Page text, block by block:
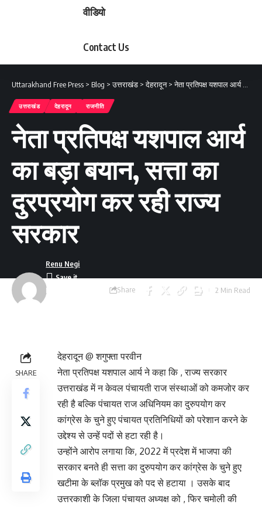
वीडियो
Contact Us
Uttarakhand Free Press > Blog >उत्तराखंड >देहरादून>नेता प्रतिपक्ष यशपाल आर्य का बड़ा बयान, सत्ता का दुरप्रयोग कर रही राज्य सरकार
उत्तराखंड देहरादून राजनीति
नेता प्रतिपक्ष यशपाल आर्य
का बड़ा बयान, सत्ता का
दुरप्रयोग कर रही राज्य
सरकार
Last updated:
Renu Negi
Share 2 Min Read
SHARE
देहरादून @ शगुफ्ता परवीन
नेता प्रतिपक्ष यशपाल आर्य ने कहा कि , राज्य सरकार
उत्तराखंड में न केवल पंचायती राज संस्थाओं को कमजोर कर
रही है बल्कि पंचायत राज अधिनियम का दुरुपयोग कर
कांग्रेस के चुने हुए पंचायत प्रतिनिधियों को परेशान करने के
उद्देश्य से उन्हें पदों से हटा रही है।
उन्होंने आरोप लगाया कि, 2022 में प्रदेश में भाजपा की
सरकार बनते ही सत्ता का दुरुपयोग कर कांग्रेस के चुने हुए
खटीमा के ब्लॉक प्रमुख को पद से हटाया । उसके बाद
उत्तरकाशी के जिला पंचायत अध्यक्ष को , फिर चमोली की